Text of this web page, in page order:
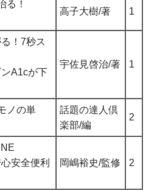
る！
高子大樹/著 1
！7秒ス
A1cが下
宇佐見啓治/著 1
ノの単
話題の達人倶
楽部/編
2
安全便利
岡嶋裕史/監修 2